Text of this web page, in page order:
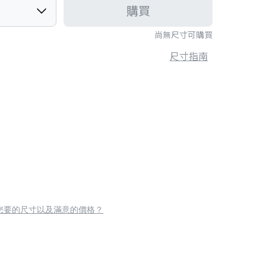
尚無尺寸可購買
購買
尺寸指南
要的尺寸以及滿意的價格？